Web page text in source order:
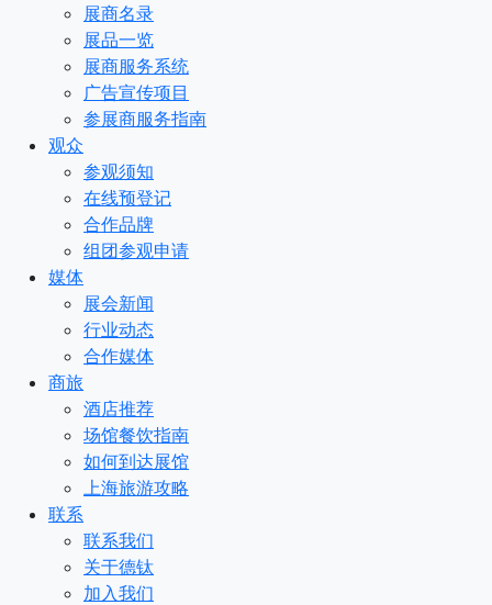
展商名录
展品一览
展商服务系统
广告宣传项目
参展商服务指南
观众
参观须知
在线预登记
合作品牌
组团参观申请
媒体
展会新闻
行业动态
合作媒体
商旅
酒店推荐
场馆餐饮指南
如何到达展馆
上海旅游攻略
联系
联系我们
关于德钛
加入我们